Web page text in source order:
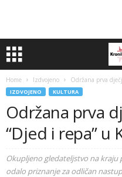
Home Izdvojeno Održana prva
IZDVOJENO KULTURA
Održana prva
“Djed i repa” u
Okupljeno gledateljstvo na
odalo priznanje za odličan